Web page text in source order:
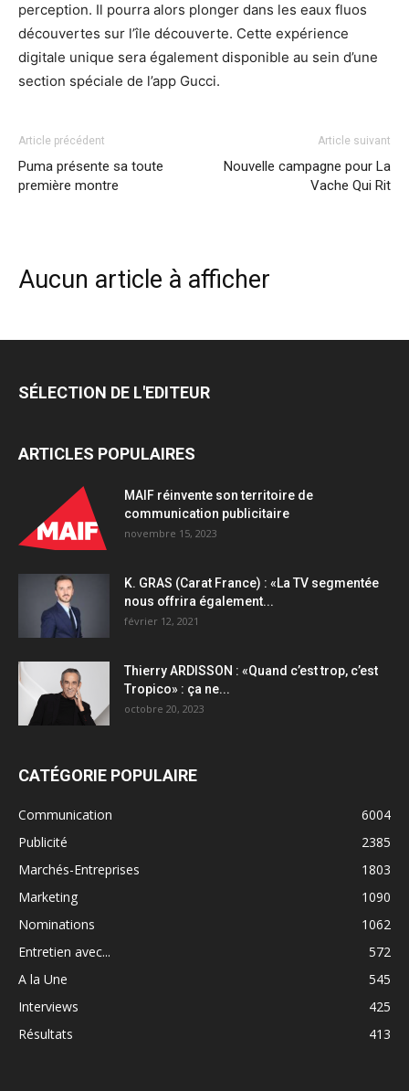
perception. Il pourra alors plonger dans les eaux fluos
découvertes sur l’île découverte. Cette expérience
digitale unique sera également disponible au sein d’une
section spéciale de l’app Gucci.
Article précédent
Puma présente sa toute
première montre
Article suivant
Nouvelle campagne pour La
Vache Qui Rit
Aucun article à afficher
SÉLECTION DE L'EDITEUR
ARTICLES POPULAIRES
MAIF réinvente son territoire de
communication publicitaire
novembre 15, 2023
K. GRAS (Carat France) : «La TV segmentée
nous offrira également...
février 12, 2021
Thierry ARDISSON : «Quand c’est trop, c’est
Tropico» : ça ne...
octobre 20, 2023
CATÉGORIE POPULAIRE
Communication
6004
Publicité
2385
Marchés-Entreprises
1803
Marketing
1090
Nominations
1062
Entretien avec...
572
A la Une
545
Interviews
425
Résultats
413